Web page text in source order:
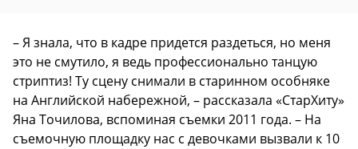
– Я знала, что в кадре придется раздеться, но меня
это не смутило, я ведь профессионально танцую
стриптиз! Ту сцену снимали в старинном особняке
на Английской набережной, – рассказала «СтарХиту»
Яна Точилова, вспоминая съемки 2011 года. – На
съемочную площадку нас с девочками вызвали к 10